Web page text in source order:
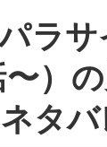
パラ
）
タ